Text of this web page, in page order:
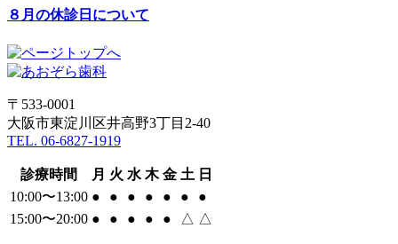
８月の休診日について
〒533-0001
大阪市東淀川区井高野3丁目2-40
TEL. 06-6827-1919
診療時間 月 火 水 木 金 土 日
10:00〜13:00 ● ● ● ● ● ●
●
15:00〜20:00 ● ● ● ● ● △ △